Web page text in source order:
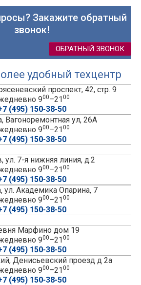
Закажите обратный
звонок!
ОБРАТНЫЙ ЗВОНОК
удобный техцентр
проспект, 42, стр. 9
900–2100
(495) 150-38-50
Вагоноремонтная ул, 26А
900–2100
(495) 150-38-50
ул. 7-я нижняя линия, д.2
900–2100
(495) 150-38-50
ул. Академика Опарина, 7
900–2100
(495) 150-38-50
Марфино дом 19
900–2100
(495) 150-38-50
Денисьевский проезд д 2а
900–2100
(495) 150-38-50